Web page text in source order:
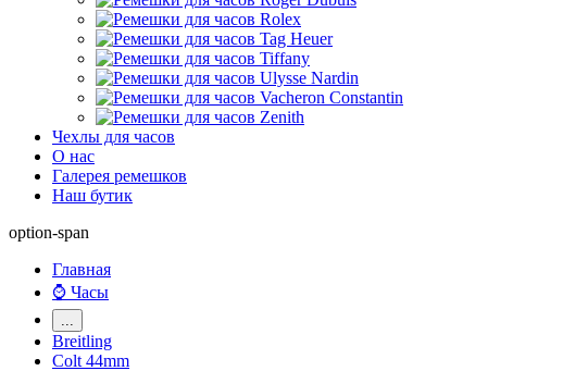
Чехлы для часов
О нас
Галерея ремешков
Наш бутик
option-span
Главная
⌚ Часы
Breitling
Colt 44mm